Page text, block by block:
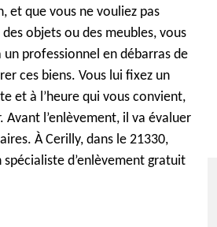
et que vous ne vouliez pas
objets ou des meubles, vous
professionnel en débarras de
ces biens. Vous lui fixez un
et à l’heure qui vous convient,
Avant l’enlèvement, il va évaluer
À Cerilly, dans le 21330,
d’enlèvement gratuit